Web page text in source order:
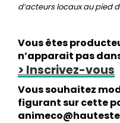
d’acteurs locaux au pied
Vous êtes
n’apparait pas
> Inscrivez-vous
Vous souhaitez
figurant sur cette